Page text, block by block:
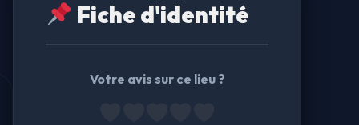
Fiche d'identité
Votre avis sur ce lieu ?